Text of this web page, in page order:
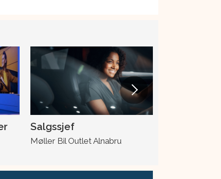
Salgssjef
Møller Bil Outlet Alnabru